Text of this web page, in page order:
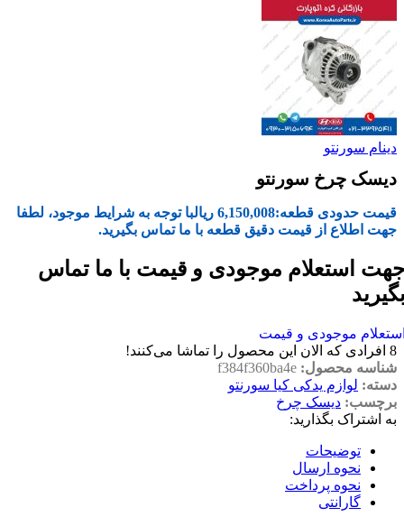
دینام سورنتو
دیسک چرخ سورنتو
قیمت حدودی قطعه:6,150,008 ریالبا توجه به شرایط موجود، لطفا
جهت اطلاع از قیمت دقیق قطعه با ما تماس بگیرید.
استعلام موجودی و قیمت با ما تماس
موجودی و قیمت
8 افرادی که الان این محصول را تماشا می‌کنند!
شناسه محصول: f384f360ba4e
دسته: لوازم یدکی کیا سورنتو
برچسب: دیسک چرخ
به اشتراک بگذارید:
توضیحات
نحوه ارسال
نحوه پرداخت
گارانتی